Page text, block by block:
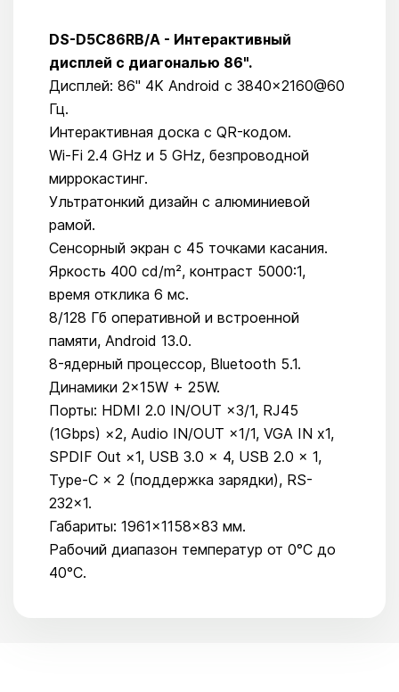
DS-D5C86RB/A - Интерактивный
дисплей с диагональю 86".
Дисплей: 86" 4K Android с 3840×2160@60
Гц.
Интерактивная доска с QR-кодом.
Wi-Fi 2.4 GHz и 5 GHz, безпроводной
миррокастинг.
Ультратонкий дизайн с алюминиевой
рамой.
Сенсорный экран с 45 точками касания.
Яркость 400 cd/m², контраст 5000:1,
время отклика 6 мс.
8/128 Гб оперативной и встроенной
памяти, Android 13.0.
8-ядерный процессор, Bluetooth 5.1.
Динамики 2×15W + 25W.
Порты: HDMI 2.0 IN/OUT ×3/1, RJ45
(1Gbps) ×2, Audio IN/OUT ×1/1, VGA IN x1,
SPDIF Out ×1, USB 3.0 × 4, USB 2.0 × 1,
Type-C × 2 (поддержка зарядки), RS-
232×1.
Габариты: 1961×1158×83 мм.
Рабочий диапазон температур от 0°С до
40°С.